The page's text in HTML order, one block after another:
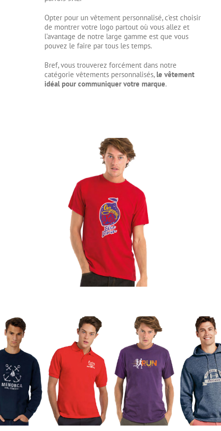
Opter pour un vêtement personnalisé, c’est choisir
de montrer votre logo partout où vous allez et
l’avantage de notre large gamme est que vous
pouvez le faire par tous les temps.
Bref, vous trouverez forcément dans notre
catégorie vêtements personnalisés, le vêtement
idéal pour communiquer votre marque.